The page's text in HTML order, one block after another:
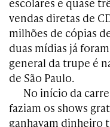
vendas diretas de
milhões de cópias
duas mídias já
general da trupe é
de São Paulo.
No início da
faziam os shows
ganhavam dinheiro